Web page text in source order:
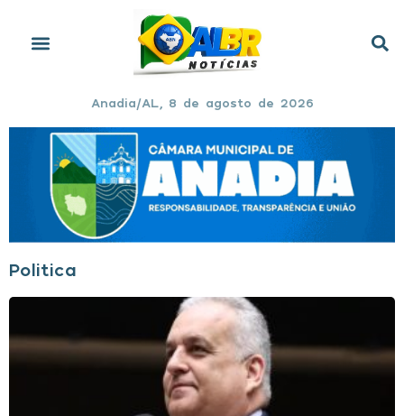
Anadia/AL, 8 de agosto de 2026
Politica